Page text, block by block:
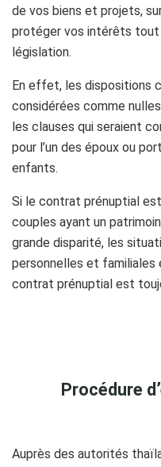
de vos biens et projets,
protéger vos intérêts
législation.
En effet, les dispositions
considérées comme
les clauses qui seraient
pour l’un des époux ou
enfants.
Si le contrat prénuptial
couples ayant un
grande disparité, les
personnelles et familiales
contrat prénuptial est
Procédure
Auprès des autorités